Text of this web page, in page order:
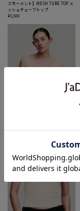
スモーメント】MESH TUBE TOP メ
ッシュチューブトップ
¥5,500